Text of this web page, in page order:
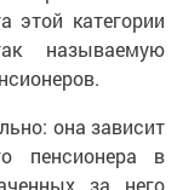
этой категории
называемую
она зависит
пенсионера в
за него